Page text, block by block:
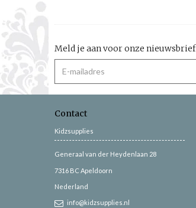
Meld je aan voor onze nieuwsbrief
Contact
Kidzsupplies
Generaal van der Heydenlaan 28
7316 BC Apeldoorn
Nederland
info@kidzsupplies.nl